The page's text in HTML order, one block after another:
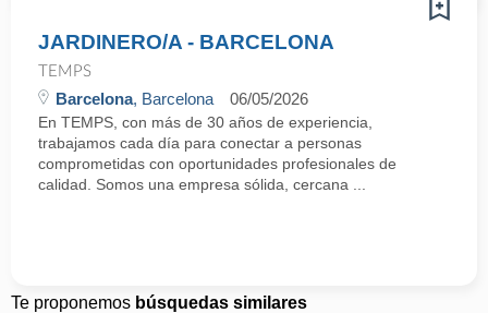
JARDINERO/A - BARCELONA
TEMPS
Barcelona, Barcelona 06/05/2026
En TEMPS, con más de 30 años de experiencia,
trabajamos cada día para conectar a personas
comprometidas con oportunidades profesionales de
calidad. Somos una empresa sólida, cercana ...
Te proponemos búsquedas similares